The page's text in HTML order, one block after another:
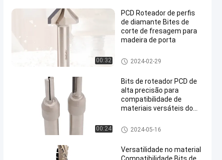
00:32
PCD Roteador de perfis
de diamante Bites de
corte de fresagem para
madeira de porta
Bits do roteador PCD
2024-02-29
00:24
Bits de roteador PCD de
alta precisão para
compatibilidade de
materiais versáteis do
Bits do roteador PCD
2024-05-16
Versatilidade no material